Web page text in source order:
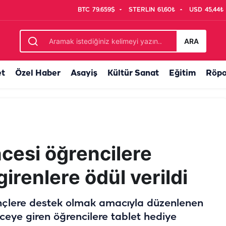
BTC 79.659$ STERLIN 61,60₺ USD 45,44₺
ARA
Özel Haber Asayiş Kültür Sanat Eğitim
öğrencilere
ödül verildi
destek olmak amacıyla düzenlenen
giren öğrencilere tablet hediye